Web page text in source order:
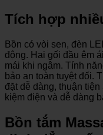
Tích hợp
Bồn có vòi sen, đèn
động. Hai gối đầu êm
mái khi ngâm. Tính
bảo an toàn tuyệt đối.
đặt dễ dàng, thuận
kiệm điện và dễ dàng
Bồn tắm